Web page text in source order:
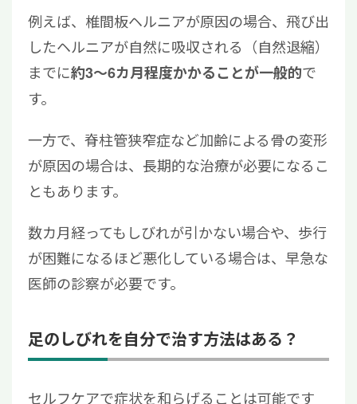
例えば、椎間板ヘルニアが原因の場合、飛び出
したヘルニアが自然に吸収される（自然退縮）
までに約3〜6カ月程度かかることが一般的で
す。
一方で、脊柱管狭窄症など加齢による骨の変形
が原因の場合は、長期的な治療が必要になるこ
ともあります。
数カ月経ってもしびれが引かない場合や、歩行
が困難になるほど悪化している場合は、早急な
医師の診察が必要です。
足のしびれを自分で治す方法はある？
セルフケアで症状を和らげることは可能です